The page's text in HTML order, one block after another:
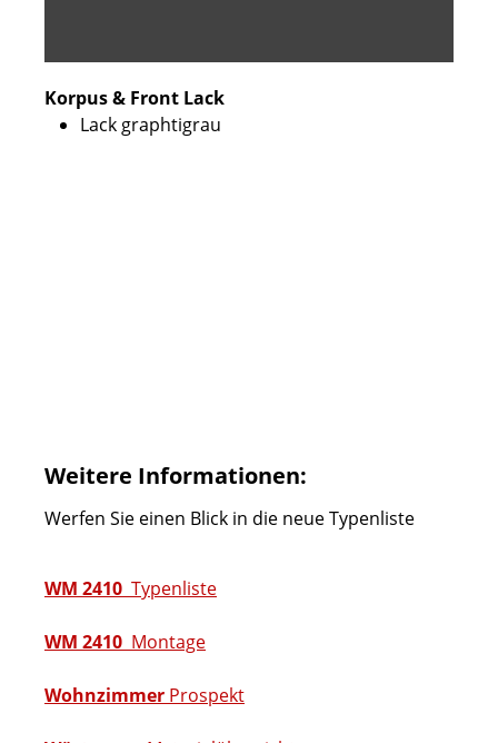
Korpus & Front Lack
Lack graphtigrau
Weitere Informationen:
Werfen Sie einen Blick in die neue Typenliste
WM 2410 Typenliste
WM 2410 Montage
Wohnzimmer Prospekt